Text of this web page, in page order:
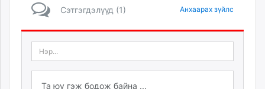
Сэтгэгдэлүүд (1) Анхаарах зүйлс